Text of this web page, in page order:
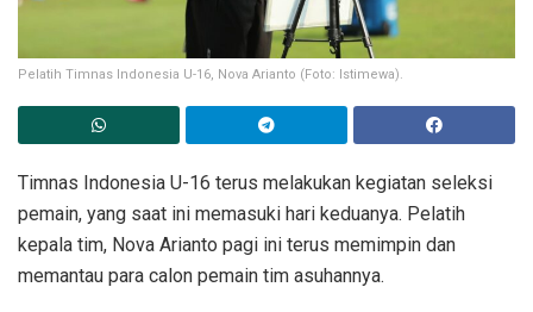
Pelatih Timnas Indonesia U-16, Nova Arianto (Foto: Istimewa).
Timnas Indonesia U-16 terus melakukan kegiatan seleksi
pemain, yang saat ini memasuki hari keduanya. Pelatih
kepala tim, Nova Arianto pagi ini terus memimpin dan
memantau para calon pemain tim asuhannya.